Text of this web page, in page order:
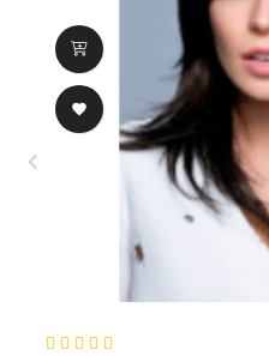
